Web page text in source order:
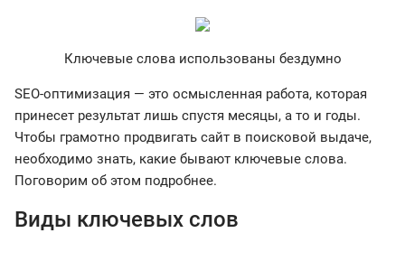
Ключевые слова использованы бездумно
SEO-оптимизация — это осмысленная работа, которая
принесет результат лишь спустя месяцы, а то и годы.
Чтобы грамотно продвигать сайт в поисковой выдаче,
необходимо знать, какие бывают ключевые слова.
Поговорим об этом подробнее.
Виды ключевых слов